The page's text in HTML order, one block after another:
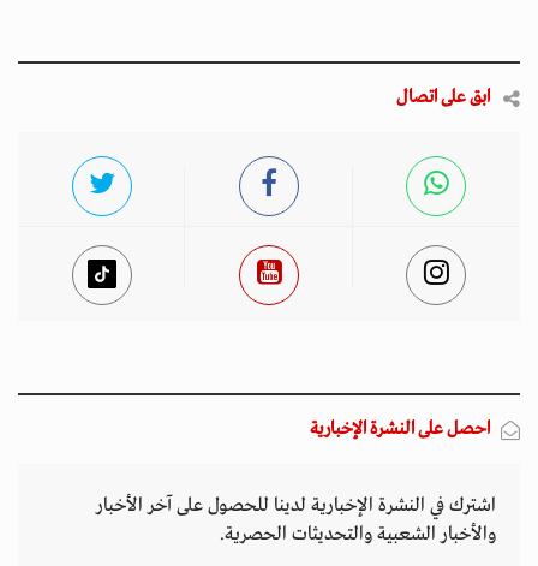
ابق على اتصال
احصل على النشرة الإخبارية
اشترك في النشرة الإخبارية لدينا للحصول على آخر الأخبار
والأخبار الشعبية والتحديثات الحصرية.